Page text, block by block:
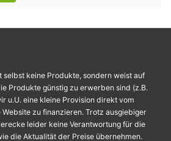
keine Produkte, sondern weist auf
Produkte günstig zu erwerben sind (z.B.
u.U. eine kleine Provision direkt vom
zu finanzieren. Trotz ausgiebiger
leider keine Verantwortung für die
die Aktualität der Preise übernehmen.